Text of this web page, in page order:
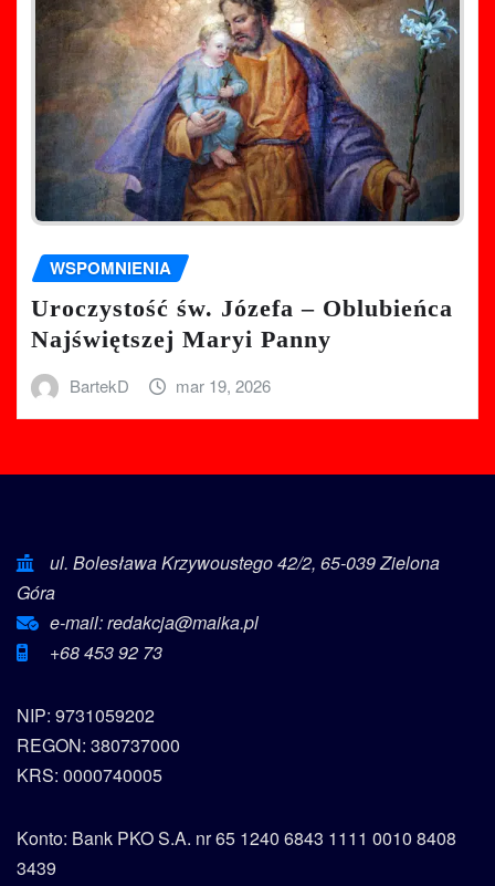
WSPOMNIENIA
Uroczystość św. Józefa – Oblubieńca
Najświętszej Maryi Panny
BartekD mar 19, 2026
ul. Bolesława Krzywoustego 42/2, 65-039 Zielona
Góra
e-mail: redakcja@maika.pl
+68 453 92 73
NIP: 9731059202
REGON: 380737000
KRS: 0000740005
Konto: Bank PKO S.A. nr 65 1240 6843 1111 0010 8408
3439